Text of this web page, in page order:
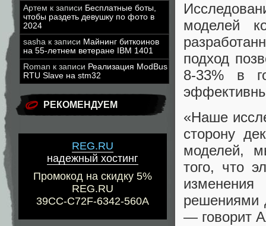
Артем к записи Бесплатные боты,
чтобы раздеть девушку по фото в
2024
sasha к записи Майнинг биткоинов
на 55-летнем ветеране IBM 1401
Roman к записи Реализация ModBus
RTU Slave на stm32
РЕКОМЕНДУЕМ
REG.RU
надежный хостинг
Промокод на скидку 5%
REG.RU
39CC-C72F-6342-560A
моделей
подход
8-33% в
«Наше
сторону
моделей,
того, что
решениями
— говорит